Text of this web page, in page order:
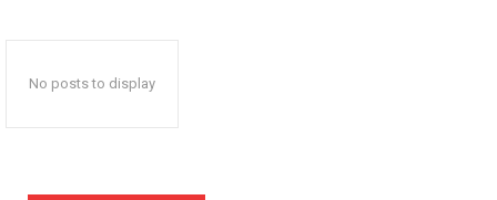
No posts to display